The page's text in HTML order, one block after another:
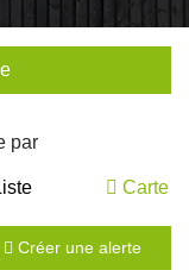
par
Carte
Créer une alerte